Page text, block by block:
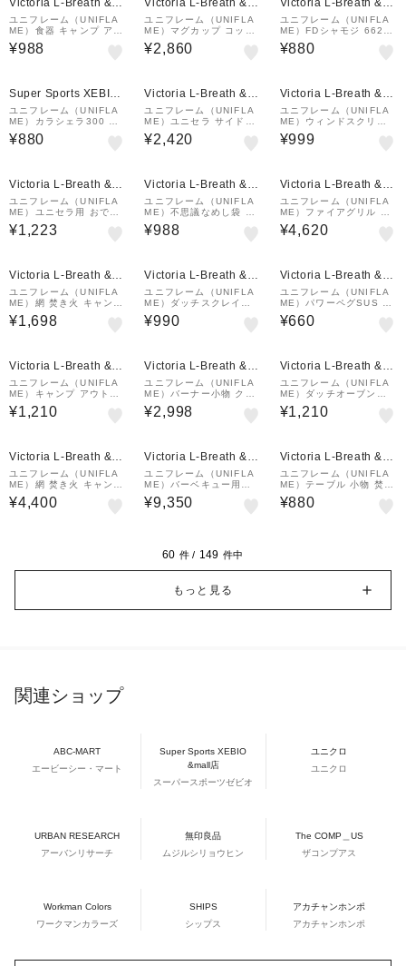
Victoria L-Breath &m
all店
ユニフレーム（UNIFLA
ME）食器 キャンプ アウ
トドア カラシェラ900
グレー 666777
¥988
Victoria L-Breath &m
all店
ユニフレーム（UNIFLA
ME）マグカップ コップ
650ml アウトドア キャ
ンプ シングルマグ650
¥2,860
Victoria L-Breath &m
all店
ユニフレーム（UNIFLA
ME）FDシャモジ 66221
2¥880
Super Sports XEBIO
&mall店
ユニフレーム（UNIFLA
ME）カラシェラ300 イ
エロー 666715 BBQ
¥880
Victoria L-Breath &m
all店
ユニフレーム（UNIFLA
ME）ユニセラ サイドト
レー 615188 コンロ バ
ーベキュー
¥2,420
Victoria L-Breath &m
all店
ユニフレーム（UNIFLA
ME）ウィンドスクリー
ン S 610503 キャンプ
用品 ストーブ 風よけ
¥999
Victoria L-Breath &m
all店
ユニフレーム（UNIFLA
ME）ユニセラ用 おでん
鍋ジョイント 615089
調理器具 アクセサリ BB
¥1,223
Victoria L-Breath &m
all店
ユニフレーム（UNIFLA
ME）不思議なめし袋 66
3011 キャンプ バーベキ
ュー 防災
¥988
Victoria L-Breath &m
all店
ユニフレーム（UNIFLA
ME）ファイアグリル ヘ
ビーロストル 683118
キャンプ バーベキュー
¥4,620
Victoria L-Breath &m
all店
ユニフレーム（UNIFLA
ME）網 焚き火 キャンプ
BBQ バーベキュー 薪グ
リルsolo ブリッジ 6830
¥1,698
Victoria L-Breath &m
all店
ユニフレーム（UNIFLA
ME）ダッチスクレイパ
ー はがし 661260
¥990
Victoria L-Breath &m
all店
ユニフレーム（UNIFLA
ME）パワーペグSUS 40
0 681978
¥660
Victoria L-Breath &m
all店
ユニフレーム（UNIFLA
ME）キャンプ アウトド
ア 調理器具 ちびターナ
ーSUS 662243
¥1,210
Victoria L-Breath &m
all店
ユニフレーム（UNIFLA
ME）バーナー小物 クッ
カースタンド350 61084
8
¥2,998
Victoria L-Breath &m
all店
ユニフレーム（UNIFLA
ME）ダッチオーブン底
網 8インチ用 調理器具
スペア 交換 665336
¥1,210
Victoria L-Breath &m
all店
ユニフレーム（UNIFLA
ME）網 焚き火 キャンプ
BBQ バーベキュー ファ
イアグリル ヘビーゴトク
¥4,400
Victoria L-Breath &m
all店
ユニフレーム（UNIFLA
ME）バーベキュー用品
キャンプ用品 FGポット
ハンガー 683323
¥9,350
Victoria L-Breath &m
all店
ユニフレーム（UNIFLA
ME）テーブル 小物 焚き
火テーブル クイックフッ
ク 682173
¥880
60 件 / 149 件中
もっと見る
関連ショップ
ABC-MART
エービーシー・マート
Super Sports XEBIO
&mall店
スーパースポーツゼビオ
ユニクロ
ユニクロ
URBAN RESEARCH
アーバンリサーチ
無印良品
ムジルシリョウヒン
The COMP＿US
ザコンプアス
Workman Colors
ワークマンカラーズ
SHIPS
シップス
アカチャンホンポ
アカチャンホンポ